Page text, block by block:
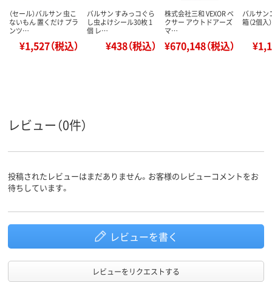
（セール）バルサン 虫こ
ないもん 置くだけ プラ
ンツ…
¥1,527（税込）
バルサン すみっコぐら
し虫よけシール30枚 1
個 レ…
¥438（税込）
株式会社三和 VEXOR ベ
クサー アウトドアーズ
マ…
¥670,148（税込）
バルサン
箱（2個入
レビュー（0件）
投稿されたレビューはまだありません。お客様のレビューコメントをお
待ちしています。
レビューを書く
レビューをリクエストする